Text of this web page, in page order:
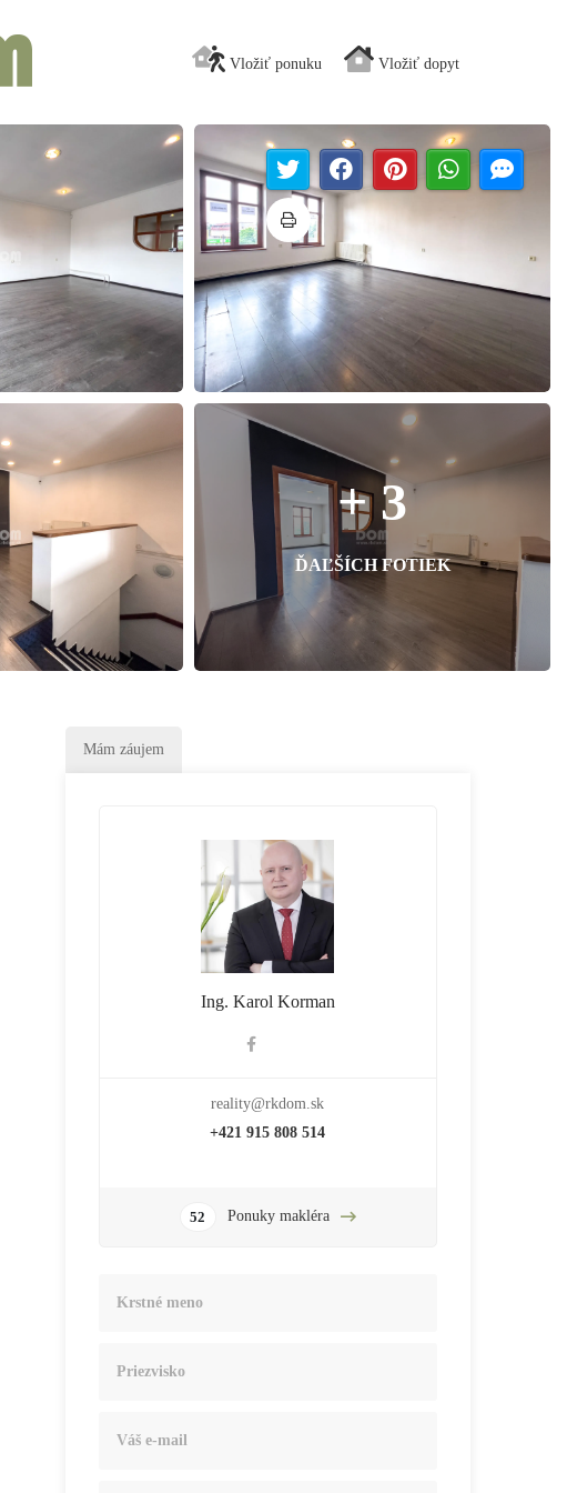
Vložiť ponuku Vložiť dopyt
+ 3
ĎAĽŠÍCH FOTIEK
Mám záujem
Ing. Karol Korman
reality@rkdom.sk
+421 915 808 514
52 Ponuky makléra